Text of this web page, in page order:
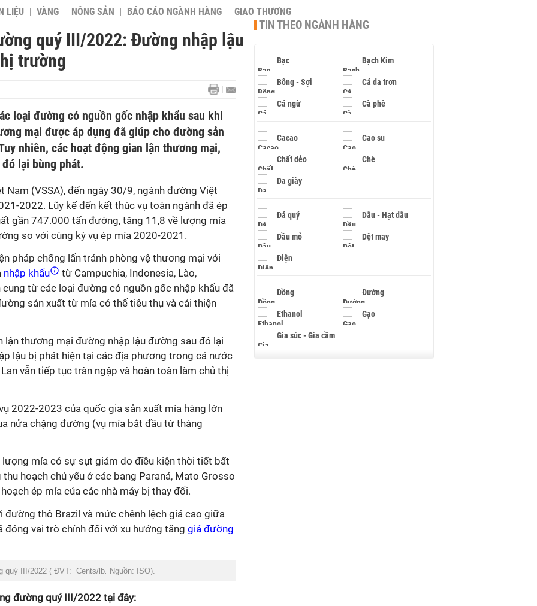
LIỆU VÀNG NÔNG SẢN BÁO CÁO NGÀNH HÀNG GIAO THƯƠNG
quý III/2022: Đường nhập lậu
trường
loại đường có nguồn gốc nhập khẩu sau khi
mại được áp dụng đã giúp cho đường sản
nhiên, các hoạt động gian lận thương mại,
lại bùng phát.
Nam (VSSA), đến ngày 30/9, ngành đường Việt
2022. Lũy kế đến kết thúc vụ toàn ngành đã ép
gần 747.000 tấn đường, tăng 11,8 về lượng mía
so với cùng kỳ vụ ép mía 2020-2021.
pháp chống lẩn tránh phòng vệ thương mại với
nhập khẩu
từ Campuchia, Indonesia, Lào,
cung từ các loại đường có nguồn gốc nhập khẩu đã
sản xuất từ mía có thể tiêu thụ và cải thiện
lận thương mại đường nhập lậu đường sau đó lại
lậu bị phát hiện tại các địa phương trong cả nước
vẫn tiếp tục tràn ngập và hoàn toàn làm chủ thị
2022-2023 của quốc gia sản xuất mía hàng lớn
nửa chặng đường (vụ mía bắt đầu từ tháng
lượng míacó sự sụt giảm do điều kiện thời tiết bất
hoạch chủ yếu ở các bang Paraná, Mato Grosso
ép mía của các nhà máy bị thay đổi.
đường thô Brazil và mức chênh lệch giá cao giữa
đóng vai trò chính đối với xu hướng tăng giá đường
quý III/2022 ( ĐVT: Cents/lb. Nguồn: ISO).
đường quý III/2022 tại đây:
TIN THEO NGÀNH HÀNG
Bạc Bạch Kim
Bông - Sợi Cá da trơn
Cá ngừ Cà phê
Cacao Cao su
Chất dẻo Chè
Da giày
Đá quý Dầu - Hạt dầu
Dầu mỏ Dệt may
Điện
Đồng Đường
Ethanol Gạo
Gia súc - Gia cầm